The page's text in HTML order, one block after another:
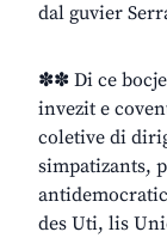
dal guvier
✽✽ Di ce
invezit e
coletive di
simpatizants,
des Uti, lis